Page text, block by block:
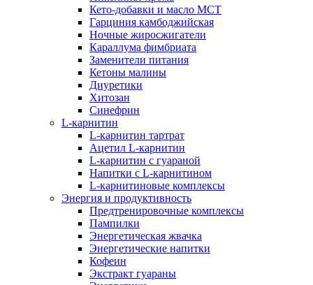
Кето-добавки и масло МСТ
Гарциния камбоджийская
Ночные жиросжигатели
Караллума фимбриата
Заменители питания
Кетоны малины
Диуретики
Хитозан
Синефрин
L-карнитин
L-карнитин тартрат
Ацетил L-карнитин
L-карнитин с гуараной
Напитки c L-карнитином
L-карнитиновые комплексы
Энергия и продуктивность
Предтренировочные комплексы
Пампилки
Энергетическая жвачка
Энергетические напитки
Кофеин
Экстракт гуараны